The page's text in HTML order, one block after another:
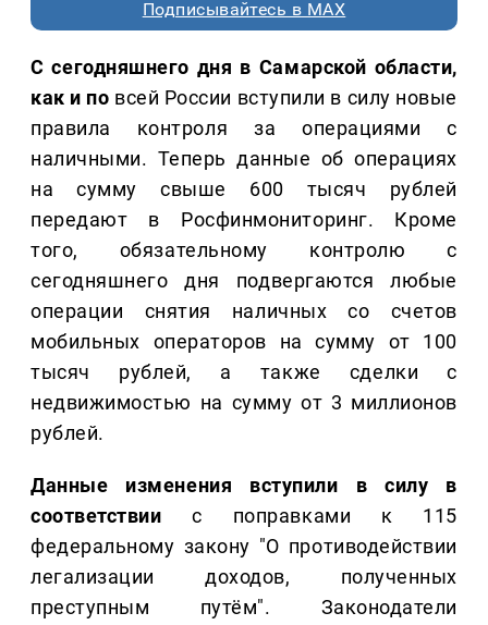
Подписывайтесь в MAX
С сегодняшнего дня в Самарской области,
как и по всей России вступили в силу новые
правила контроля за операциями с
наличными. Теперь данные об операциях
на сумму свыше 600 тысяч рублей
передают в Росфинмониторинг. Кроме
того, обязательному контролю с
сегодняшнего дня подвергаются любые
операции снятия наличных со счетов
мобильных операторов на сумму от 100
тысяч рублей, а также сделки с
недвижимостью на сумму от 3 миллионов
рублей.
Данные изменения вступили в силу в
соответствии с поправками к 115
федеральному закону "О противодействии
легализации доходов, полученных
преступным путём". Законодатели